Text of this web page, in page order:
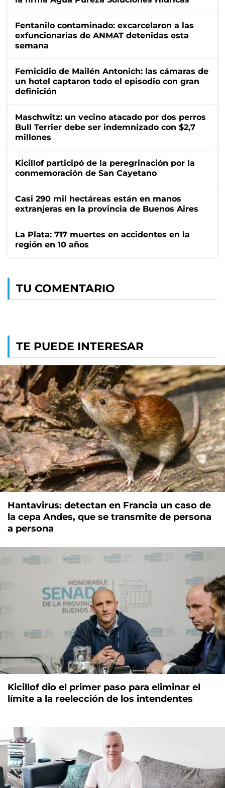
Fentanilo contaminado: excarcelaron a las
exfuncionarias de ANMAT detenidas esta
semana
Femicidio de Mailén Antonich: las cámaras de
un hotel captaron todo el episodio con gran
definición
Maschwitz: un vecino atacado por dos perros
Bull Terrier debe ser indemnizado con $2,7
millones
Kicillof participó de la peregrinación por la
conmemoración de San Cayetano
Casi 290 mil hectáreas están en manos
extranjeras en la provincia de Buenos Aires
La Plata: 717 muertes en accidentes en la
región en 10 años
TU COMENTARIO
TE PUEDE INTERESAR
Hantavirus: detectan en Francia un caso de
la cepa Andes, que se transmite de persona
a persona
Kicillof dio el primer paso para eliminar el
límite a la reelección de los intendentes